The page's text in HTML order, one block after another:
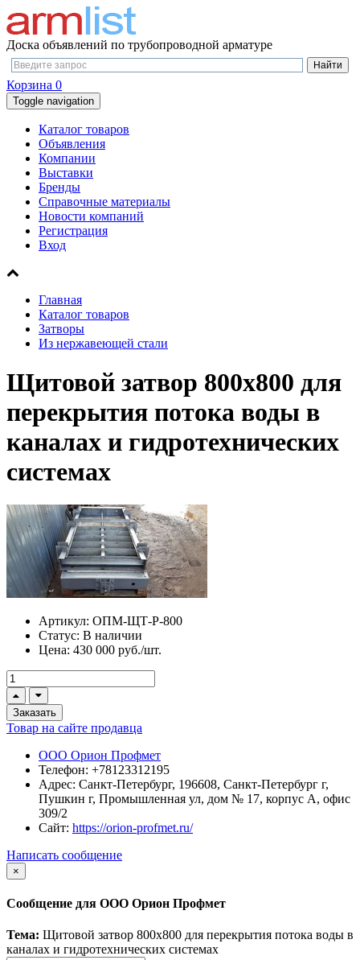
Доска объявлений по трубопроводной арматуре
Корзина 0
Toggle navigation
Каталог товаров
Объявления
Компании
Выставки
Бренды
Справочные материалы
Новости компаний
Регистрация
Вход
Главная
Каталог товаров
Затворы
Из нержавеющей стали
Щитовой затвор 800х800 для
перекрытия потока воды в
каналах и гидротехнических
системах
Артикул: ОПМ-ЩТ-Р-800
Статус: В наличии
Цена: 430 000 руб./шт.
Заказать
Товар на сайте продавца
ООО Орион Профмет
Телефон: +78123312195
Адрес: Санкт-Петербург, 196608, Санкт-Петербург г,
Пушкин г, Промышленная ул, дом № 17, корпус А, офис
309/2
Сайт: https://orion-profmet.ru/
Написать сообщение
×
Сообщение для ООО Орион Профмет
Тема: Щитовой затвор 800х800 для перекрытия потока воды в
каналах и гидротехнических системах